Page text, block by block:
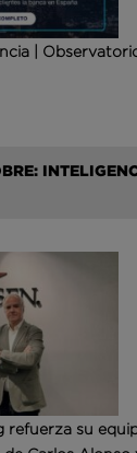
|
refuerza su